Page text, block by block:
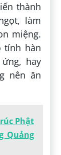
thành
làm
miệng.
tính hàn
hay
nên ăn
Phật
Quảng